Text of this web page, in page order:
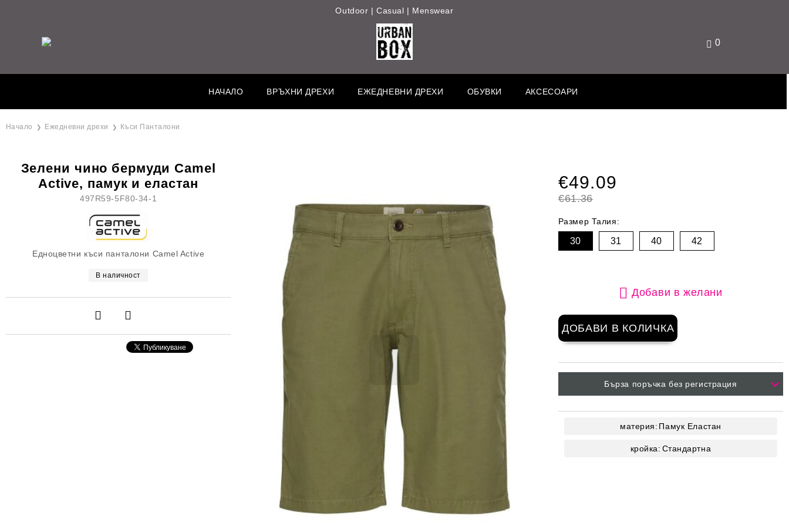
Outdoor | Casual | Menswear
0
НАЧАЛО ВРЪХНИ ДРЕХИ ЕЖЕДНЕВНИ ДРЕХИ ОБУВКИ АКСЕСОАРИ
Начало Ежедневни дрехи Къси Панталони
Зелени чино бермуди Camel
Active, памук и еластан
497R59-5F80-34-1
Едноцветни къси панталони Camel Active
В наличност
€49.09
€61.36
Размер Талия:
30 31 40 42
Добави в желани
Бърза поръчка без регистрация
материя: Памук Еластан
кройка: Стандартна